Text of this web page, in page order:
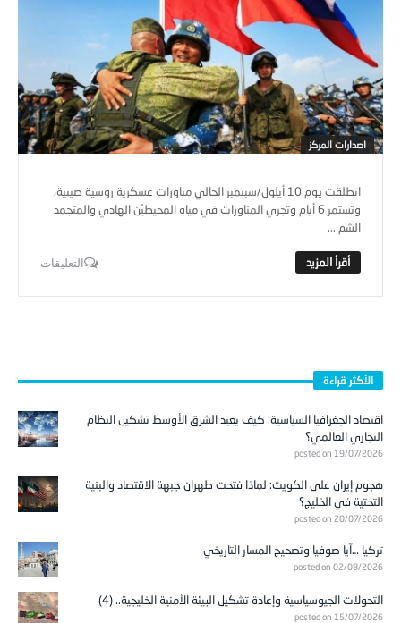
اصدارات المركز
انطلقت يوم 10 أيلول/سبتمبر الحالي مناورات عسكرية روسية صينية،
وتستمر 6 أيام وتجري المناورات في مياه المحيطيْن الهادي والمتجمد
الشم ...
التعليقات
الأكثر قراءة
اقتصاد الجغرافيا السياسية: كيف يعيد الشرق الأوسط تشكيل النظام
التجاري العالمي؟
posted on 19/07/2026
هجوم إيران على الكويت: لماذا فتحت طهران جبهة الاقتصاد والبنية
التحتية في الخليج؟
posted on 20/07/2026
تركيا …آيا صوفيا وتصحيح المسار التاريخي
posted on 02/08/2026
التحولات الجيوسياسية وإعادة تشكيل البيئة الأمنية الخليجية.. (4)
posted on 15/07/2026